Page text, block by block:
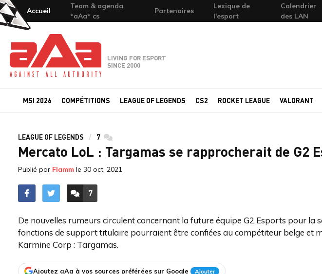
Accueil
Team & agenda
*aAa* cs
Partenaires
Lexique de
l'esport
Calendrier
des LAN
Team-aAa - against All authority
LIVING FOR ESPORT
SINCE 2000
MSI 2026 COMPÉTITIONS LEAGUE OF LEGENDS CS2 ROCKET LEAGUE VALORANT
LEAGUE OF LEGENDS 7 commentaires
Mercato LoL : Targamas se rapprocherait de G2
Publié par Flamm le 30 oct. 2021
ACCÉDER AUX
7
COMMENTAIRES
De nouvelles rumeurs circulent concernant la future équipe G2 Esports pour la
fonctions de support titulaire pourraient être confiées au compétiteur belge et
Karmine Corp : Targamas.
Ajoutez aAa à vos sources préférées sur Google Ajouter